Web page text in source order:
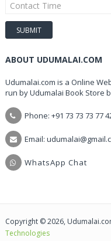
ABOUT UDUMALAI.COM
Udumalai.com is a Online
run by Udumalai Book Store
Phone: +91 73 73 73 77
Email:
WhatsApp Chat
Copyright © 2026,
Technologies